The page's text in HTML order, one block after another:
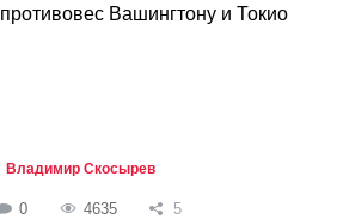
противовес Вашингтону и Токио
Владимир Скосырев
0 4635 5